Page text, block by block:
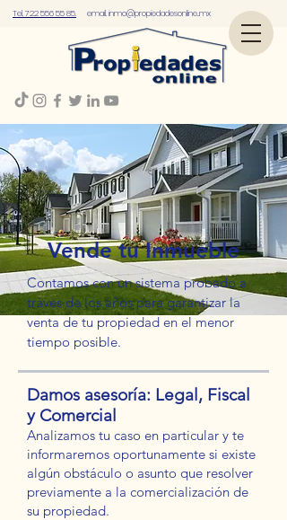
Tel. 722 556 55 85. email.inmo@propiedadesonline..mx
Vende tu Inmueble
Contamos con un sistema probado a
tráves de los años para garantizar la
venta de tu propiedad en el menor
tiempo posible.
Damos asesoría: Legal, Fiscal
y Comercial
Analizamos tu caso en particular y te
informaremos oportunamente si existe
algún obstáculo o asunto que resolver
previamente a la comercialización de
su propiedad.